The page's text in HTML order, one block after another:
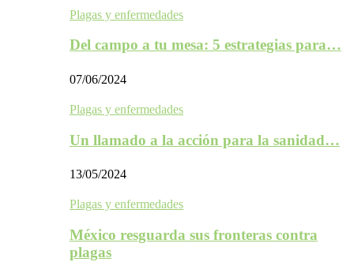
Plagas y enfermedades
Del campo a tu mesa: 5 estrategias para…
07/06/2024
Plagas y enfermedades
Un llamado a la acción para la sanidad…
13/05/2024
Plagas y enfermedades
México resguarda sus fronteras contra
plagas